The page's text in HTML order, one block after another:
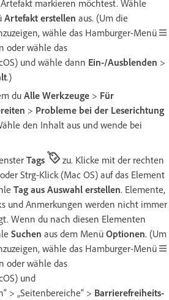
markieren möchtest. Wähle
Artefakt erstellen aus. (Um die
wähle das Hamburger-Menü
oder wähle das
und wähle dann Ein-/Ausblenden >
.)
du Alle Werkzeuge > Für
> Probleme bei der Leserichtung
den Inhalt aus und wende bei
Tags
zu. Klicke mit der rechten
Strg-Klick (Mac OS) auf das Element
Tag aus Auswahl erstellen. Elemente,
und Anmerkungen werden nicht immer
Wenn du nach diesen Elementen
Suchen aus dem Menü Optionen. (Um
wähle das Hamburger-Menü
oder wähle das
und
> „Seitenbereiche“ > Barrierefreiheits-